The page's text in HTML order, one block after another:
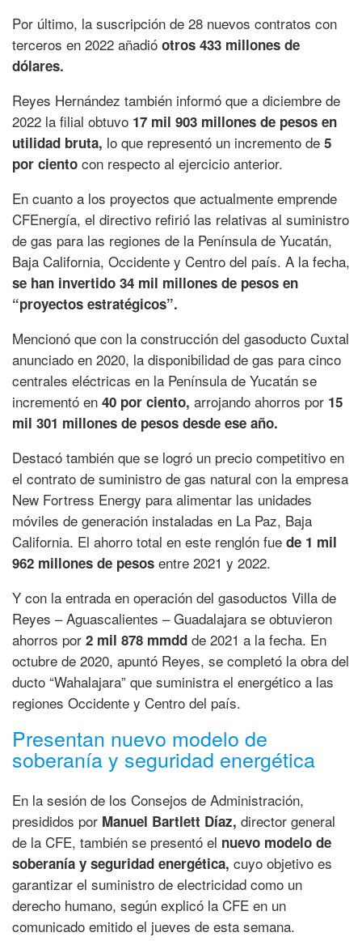
Por último, la suscripción de 28 nuevos contratos con
terceros en 2022 añadió otros 433 millones de
dólares.
Reyes Hernández también informó que a diciembre de
2022 la filial obtuvo 17 mil 903 millones de pesos en
utilidad bruta, lo que representó un incremento de 5
por ciento con respecto al ejercicio anterior.
En cuanto a los proyectos que actualmente emprende
CFEnergía, el directivo refirió las relativas al suministro
de gas para las regiones de la Península de Yucatán,
Baja California, Occidente y Centro del país. A la fecha,
se han invertido 34 mil millones de pesos en
“proyectos estratégicos”.
Mencionó que con la construcción del gasoducto Cuxtal
anunciado en 2020, la disponibilidad de gas para cinco
centrales eléctricas en la Península de Yucatán se
incrementó en 40 por ciento, arrojando ahorros por 15
mil 301 millones de pesos desde ese año.
Destacó también que se logró un precio competitivo en
el contrato de suministro de gas natural con la empresa
New Fortress Energy para alimentar las unidades
móviles de generación instaladas en La Paz, Baja
California. El ahorro total en este renglón fue de 1 mil
962 millones de pesos entre 2021 y 2022.
Y con la entrada en operación del gasoductos Villa de
Reyes – Aguascalientes – Guadalajara se obtuvieron
ahorros por 2 mil 878 mmdd de 2021 a la fecha. En
octubre de 2020, apuntó Reyes, se completó la obra del
ducto “Wahalajara” que suministra el energético a las
regiones Occidente y Centro del país.
Presentan nuevo modelo de
soberanía y seguridad energética
En la sesión de los Consejos de Administración,
presididos por Manuel Bartlett Díaz, director general
de la CFE, también se presentó el nuevo modelo de
soberanía y seguridad energética, cuyo objetivo es
garantizar el suministro de electricidad como un
derecho humano, según explicó la CFE en un
comunicado emitido el jueves de esta semana.